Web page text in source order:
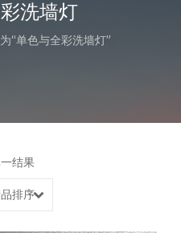
洗墙灯
“单色与全彩洗墙灯”
结果
排序